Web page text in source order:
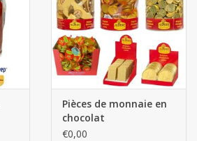
Pièces de monnaie en
chocolat
€0,00